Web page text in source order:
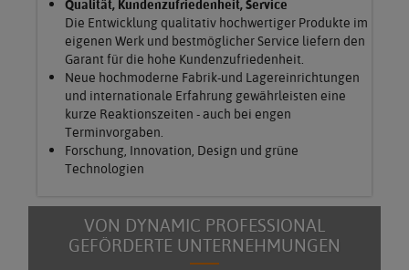
Qualität, Kundenzufriedenheit, Service
Die Entwicklung qualitativ hochwertiger Produkte im
eigenen Werk und bestmöglicher Service liefern den
Garant für die hohe Kundenzufriedenheit.
Neue hochmoderne Fabrik-und Lagereinrichtungen
und internationale Erfahrung gewährleisten eine
kurze Reaktionszeiten - auch bei engen
Terminvorgaben.
Forschung, Innovation, Design und grüne
Technologien
VON DYNAMIC PROFESSIONAL
GEFÖRDERTE UNTERNEHMUNGEN